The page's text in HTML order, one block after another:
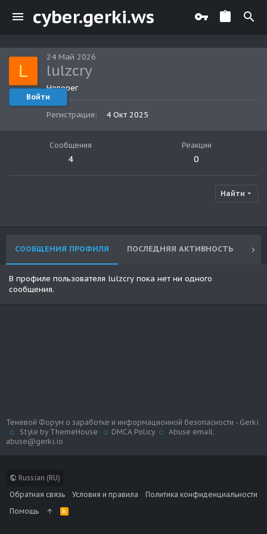
cyber.gerki.ws
L
Войти
24 Май 2026
lulzcry
Новорег
Регистрация 4 Окт 2025
Сообщения
4
Реакции
0
Найти
СООБЩЕНИЯ ПРОФИЛЯ ПОСЛЕДНЯЯ АКТИВНОСТЬ
В профиле пользователя lulzcry пока нет ни одного
сообщения.
Russian (RU)
Обратная связь
Условия и правила
Политика конфиденциальности
Помощь
R
S
Теневой Форум о заработке и информационной безопасности - Gerki
Style by ThemeHouse
DMCA Policy
Abuse email:
abuse@gerki.io